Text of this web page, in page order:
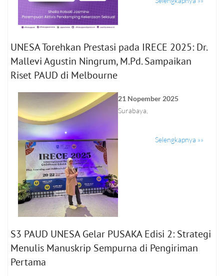
UNESA Torehkan Prestasi pada IRECE 2025: Dr.
Mallevi Agustin Ningrum, M.Pd. Sampaikan
Riset PAUD di Melbourne
21 Nopember 2025
Surabaya,
Selengkapnya »»
S3 PAUD UNESA Gelar PUSAKA Edisi 2: Strategi
Menulis Manuskrip Sempurna di Pengiriman
Pertama